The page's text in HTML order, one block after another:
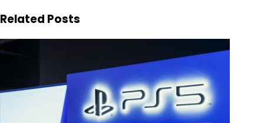
Related Posts